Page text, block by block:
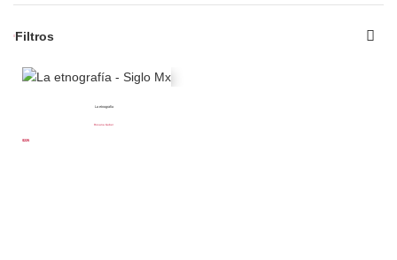
Filtros
La etnografía
Rosana Guber
$225